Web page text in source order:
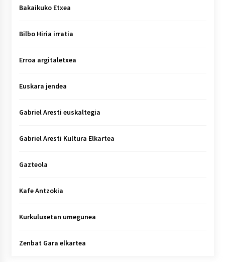
Bakaikuko Etxea
Bilbo Hiria irratia
Erroa argitaletxea
Euskara jendea
Gabriel Aresti euskaltegia
Gabriel Aresti Kultura Elkartea
Gazteola
Kafe Antzokia
Kurkuluxetan umegunea
Zenbat Gara elkartea